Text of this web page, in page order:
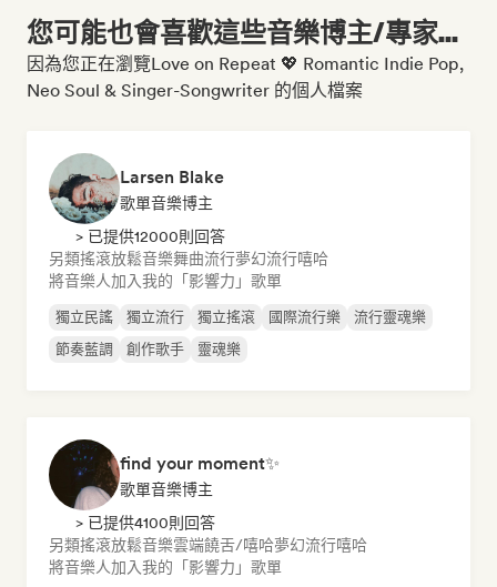
您可能也會喜歡這些音樂博主/專家...
因為您正在瀏覽Love on Repeat 💖 Romantic Indie Pop,
Neo Soul & Singer-Songwriter 的個人檔案
Larsen Blake
歌單音樂博主
> 已提供12000則回答
另類搖滾放鬆音樂舞曲流行夢幻流行嘻哈
將音樂人加入我的「影響力」歌單
獨立民謠 獨立流行 獨立搖滾 國際流行樂
流行靈魂樂
節奏藍調
創作歌手 靈魂樂
find your moment✨
歌單音樂博主
> 已提供4100則回答
另類搖滾放鬆音樂雲端饒舌/嘻哈夢幻流行嘻哈
將音樂人加入我的「影響力」歌單